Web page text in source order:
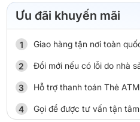
Ưu đãi khuyến mãi
Giao hàng tận nơi toàn
Đổi mới nếu có lỗi do nhà
Hỗ trợ thanh toán Thẻ
Gọi để được tư vấn tận